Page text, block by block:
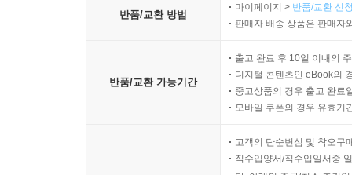
반품/교환 방법
마이페이지 > 반품/교환 신
판매자 배송 상품은 판매자
반품/교환 가능기간
출고 완료 후 10일 이내의
디지털 콘텐츠인 eBook의
중고상품의 경우 출고 완료
모바일 쿠폰의 경우 유효기
고객의 단순변심 및 착오구
직수입양서/직수입일서중